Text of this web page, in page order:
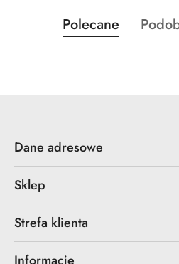
Pomiń karuzelę produktów
Produkty
o
Polecane
Dane adresowe
Sklep
Strefa klienta